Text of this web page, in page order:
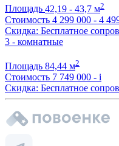
Площадь 42,19 - 43,7 м2
Стоимость 4 299 000 - 4
Скидка: Бесплатное
3 - комнатные
Площадь 84,44 м2
Стоимость 7 749 000 - i
Скидка: Бесплатное